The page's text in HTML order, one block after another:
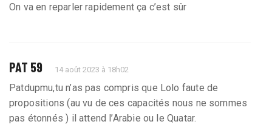
On va en reparler rapidement ça c’est sûr
PAT 59 14 août 2023 à 18h02
Patdupmu,tu n’as pas compris que Lolo faute de
propositions (au vu de ces capacités nous ne sommes
pas étonnés ) il attend l’Arabie ou le Quatar.